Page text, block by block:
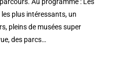
Au programme : Les
plus intéressants, un
pleins de musées super
des parcs…